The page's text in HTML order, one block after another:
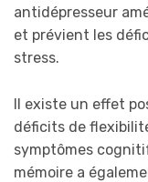
antidépresseur
et prévient les
stress.
Il existe un effet
déficits de
symptômes
mémoire a